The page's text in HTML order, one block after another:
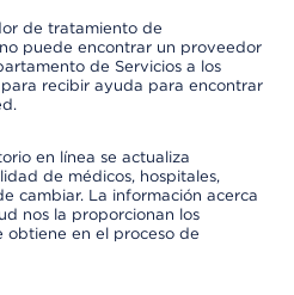
de tratamiento de
puede encontrar un proveedor
de Servicios a los
recibir ayuda para encontrar
en línea se actualiza
de médicos, hospitales,
cambiar. La información acerca
nos la proporcionan los
obtiene en el proceso de